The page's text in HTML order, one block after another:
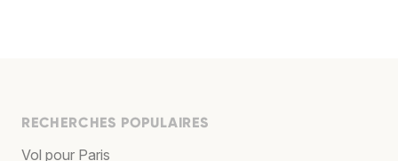
RECHERCHES POPULAIRES
Vol pour Paris